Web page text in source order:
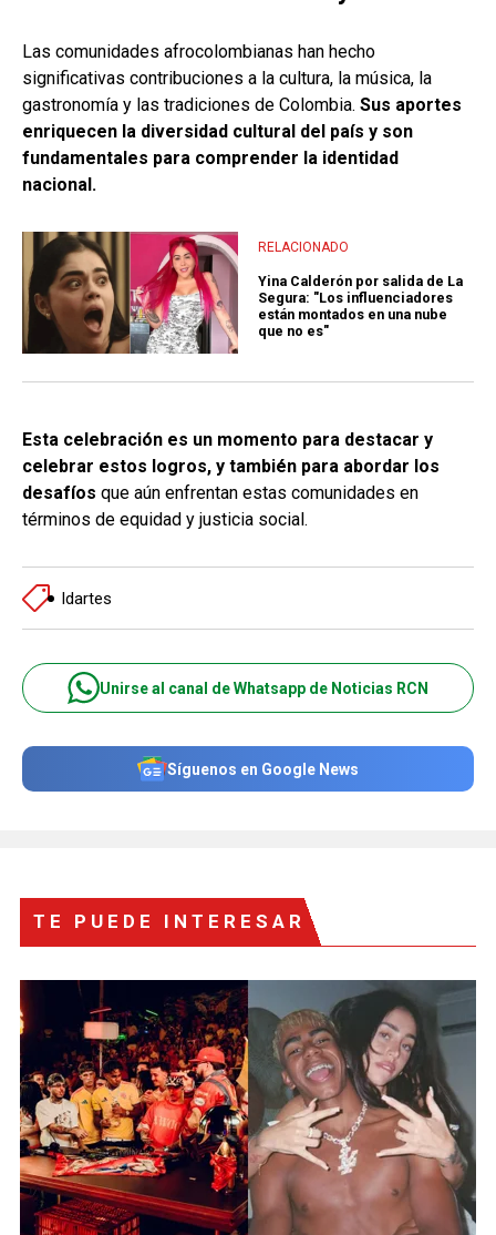
Las comunidades afrocolombianas han hecho
significativas contribuciones a la cultura, la música, la
gastronomía y las tradiciones de Colombia. Sus aportes
enriquecen la diversidad cultural del país y son
fundamentales para comprender la identidad
nacional.
RELACIONADO
Yina Calderón por salida de La
Segura: "Los influenciadores
están montados en una nube
que no es"
Esta celebración es un momento para destacar y
celebrar estos logros, y también para abordar los
desafíos que aún enfrentan estas comunidades en
términos de equidad y justicia social.
Idartes
Unirse al canal de Whatsapp de Noticias RCN
Síguenos en Google News
TE PUEDE INTERESAR